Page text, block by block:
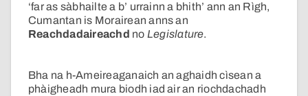
‘far as sàbhailte a b’ urrainn a bhith’ ann an Rìgh,
Cumantan is Morairean anns an
Reachdadaireachd no Legislature.
Bha na h-Ameireaganaich an aghaidh cìsean a
phàigheadh mura biodh iad air an riochdachadh